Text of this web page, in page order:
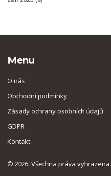
Menu
O nás
Obchodní podmínky
Zásady ochrany osobních údajů
GDPR
Kontakt
© 2026. Všechna práva vyhrazena.